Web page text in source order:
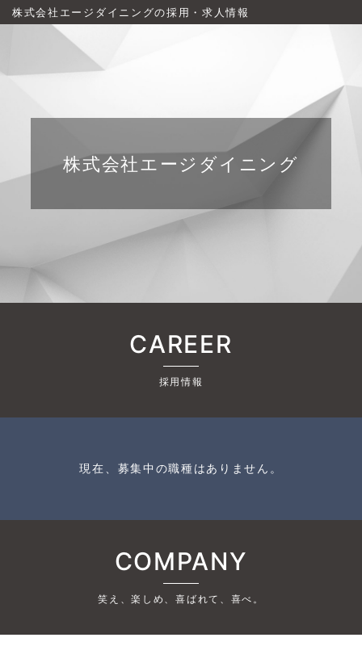
株式会社エージダイニングの採用・求人情報
株式会社エージダイニング
CAREER
採用情報
現在、募集中の職種はありません。
COMPANY
笑え、楽しめ、喜ばれて、喜べ。